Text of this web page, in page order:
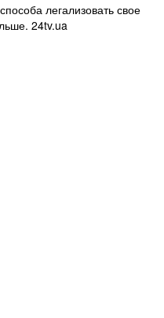
легализовать свое
24tv.ua